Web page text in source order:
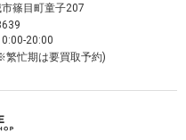
篠目町童子207
20:00
忙期は要買取予約)